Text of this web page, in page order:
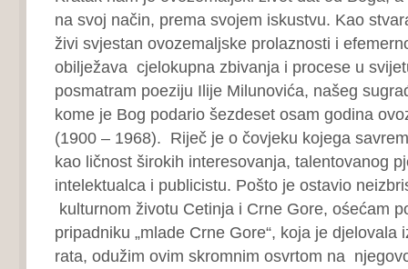
na svoj način, prema svojem iskustvu. Kao
živi svjestan ovozemaljske prolaznosti i
obilježava cjelokupna zbivanja i procese u
posmatram poeziju Ilije Milunovića, našeg
kome je Bog podario šezdeset osam godina
(1900 – 1968). Riječ je o čovjeku kojega
kao ličnost širokih interesovanja, talentovanog
intelektualca i publicistu. Pošto je ostavio
kulturnom životu Cetinja i Crne Gore, ośećam
pripadniku „mlade Crne Gore“, koja je djelovala
rata, odužim ovim skromnim osvrtom na